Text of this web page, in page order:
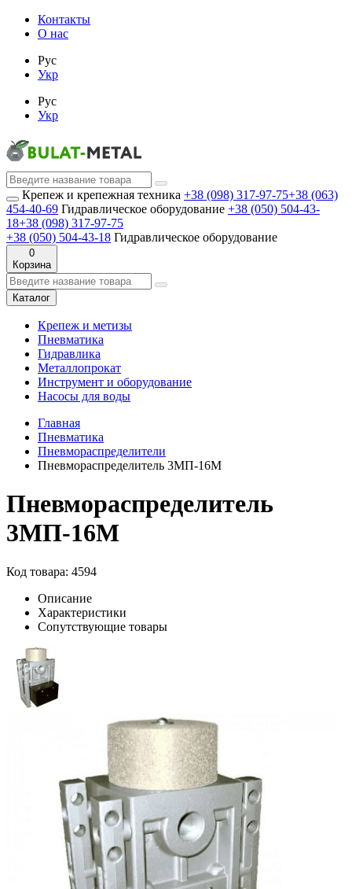
Контакты
О нас
Рус
Укр
Рус
Укр
Крепеж и крепежная техника +38 (098) 317-97-75+38 (063)
454-40-69 Гидравлическое оборудование +38 (050) 504-43-
18+38 (098) 317-97-75
+38 (050) 504-43-18 Гидравлическое оборудование
0
Корзина
Каталог
Крепеж и метизы
Пневматика
Гидравлика
Металлопрокат
Инструмент и оборудование
Насосы для воды
Главная
Пневматика
Пневмораспределители
Пневмораспределитель 3МП-16М
Пневмораспределитель
3МП-16М
Код товара: 4594
Описание
Характеристики
Сопутствующие товары